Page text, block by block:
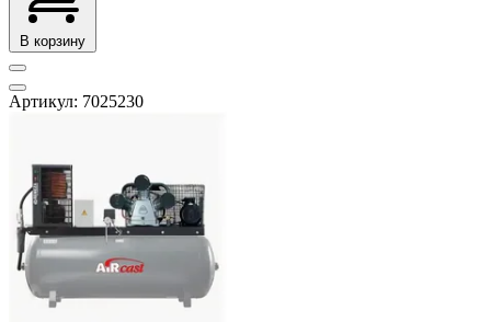
В корзину
Артикул: 7025230